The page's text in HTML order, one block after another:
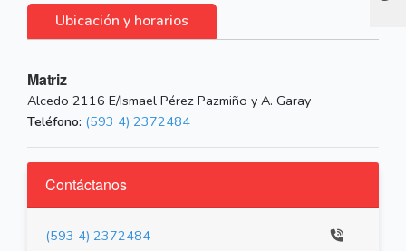
Ubicación y horarios
Matriz
Alcedo 2116 E/Ismael Pérez Pazmiño y A. Garay
Teléfono: (593 4) 2372484
Contáctanos
(593 4) 2372484